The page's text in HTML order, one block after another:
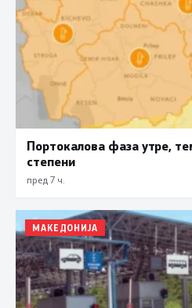
Портокалова фаза утре,
степени
пред 7 ч.
МАКЕДОНИЈА